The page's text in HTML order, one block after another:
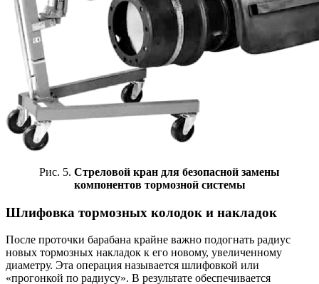
Рис. 5. Стреловой кран для безопасной замены
компонентов тормозной системы
Шлифовка тормозных колодок и накладок
После проточки барабана крайне важно подогнать радиус
новых тормозных накладок к его новому, увеличенному
диаметру. Эта операция называется шлифовкой или
«прогонкой по радиусу». В результате обеспечивается